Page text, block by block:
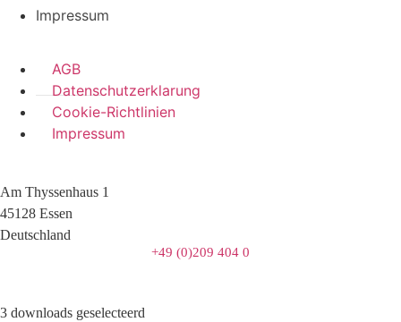
Impressum
AGB
Datenschutzerklarung
Cookie-Richtlinien
Impressum
Am Thyssenhaus 1
45128 Essen
Deutschland
+49 (0)209 404 0
3 downloads geselecteerd